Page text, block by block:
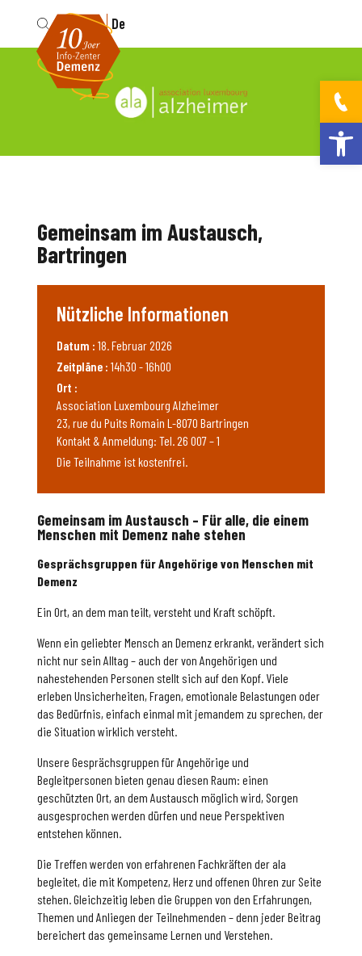
Fr De
Gemeinsam im Austausch – Für alle, die einem
Menschen mit Demenz nahe stehen
Gesprächsgruppen für Angehörige von Menschen mit
Demenz
Ein Ort, an dem man teilt, versteht und Kraft schöpft.
Wenn ein geliebter Mensch an Demenz erkrankt, verändert sich
nicht nur sein Alltag – auch der von Angehörigen und
nahestehenden Personen stellt sich auf den Kopf. Viele
erleben Unsicherheiten, Fragen, emotionale Belastungen oder
das Bedürfnis, einfach einmal mit jemandem zu sprechen, der
die Situation wirklich versteht.
Unsere Gesprächsgruppen für Angehörige und
Begleitpersonen bieten genau diesen Raum: einen
geschützten Ort, an dem Austausch möglich wird, Sorgen
ausgesprochen werden dürfen und neue Perspektiven
entstehen können.
Die Treffen werden von erfahrenen Fachkräften der ala
begleitet, die mit Kompetenz, Herz und offenen Ohren zur Seite
stehen. Gleichzeitig leben die Gruppen von den Erfahrungen,
Themen und Anliegen der Teilnehmenden – denn jeder Beitrag
bereichert das gemeinsame Lernen und Verstehen.
Gemeinsam im Austausch,
Bartringen
Nützliche Informationen
Datum : 18. Februar 2026
Zeitpläne : 14h30 - 16h00
Ort :
Association Luxembourg Alzheimer
23, rue du Puits Romain L-8070 Bartringen
Kontakt & Anmeldung: Tel. 26 007 – 1
Die Teilnahme ist kostenfrei.